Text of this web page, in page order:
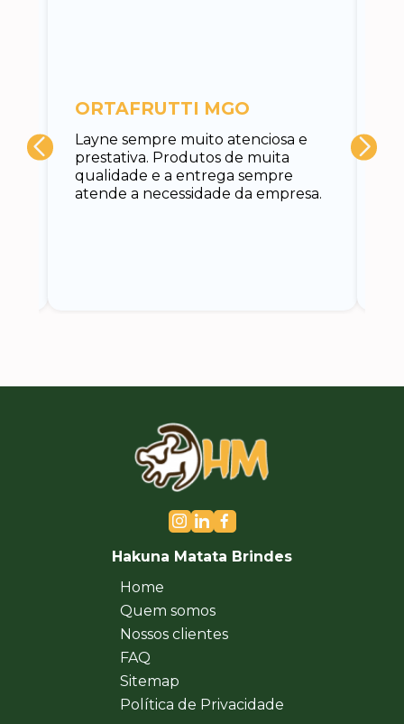
Layne sempre muito atenciosa e
prestativa. Produtos de muita
qualidade e a entrega sempre
atende a necessidade da empresa.
ORTAFRUTTI MGO
Hakuna Matata Brindes
Home
Quem somos
Nossos clientes
FAQ
Sitemap
Política de Privacidade